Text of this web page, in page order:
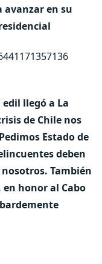
avanzar en su
llegó a La
de Chile nos
Estado de
deben
También
honor al Cabo